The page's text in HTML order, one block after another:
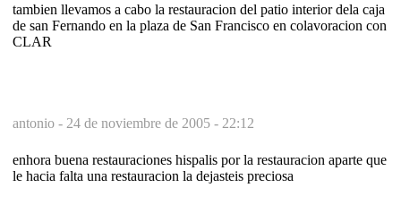
tambien llevamos a cabo la restauracion del patio interior dela caja
de san Fernando en la plaza de San Francisco en colavoracion con
CLAR
antonio - 24 de noviembre de 2005 - 22:12
enhora buena restauraciones hispalis por la restauracion aparte que
le hacia falta una restauracion la dejasteis preciosa